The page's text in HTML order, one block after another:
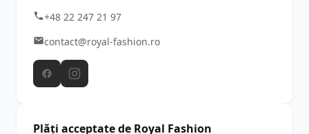
+48 22 247 21 97
contact@royal-fashion.ro
Plăți acceptate de Royal Fashion